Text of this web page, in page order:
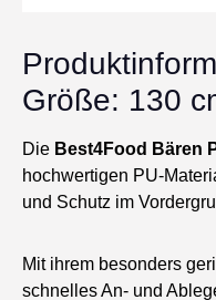
Größe: 130
Die Best4Food Bären
hochwertigen PU-
und Schutz im
Mit ihrem besonders
schnelles An- und